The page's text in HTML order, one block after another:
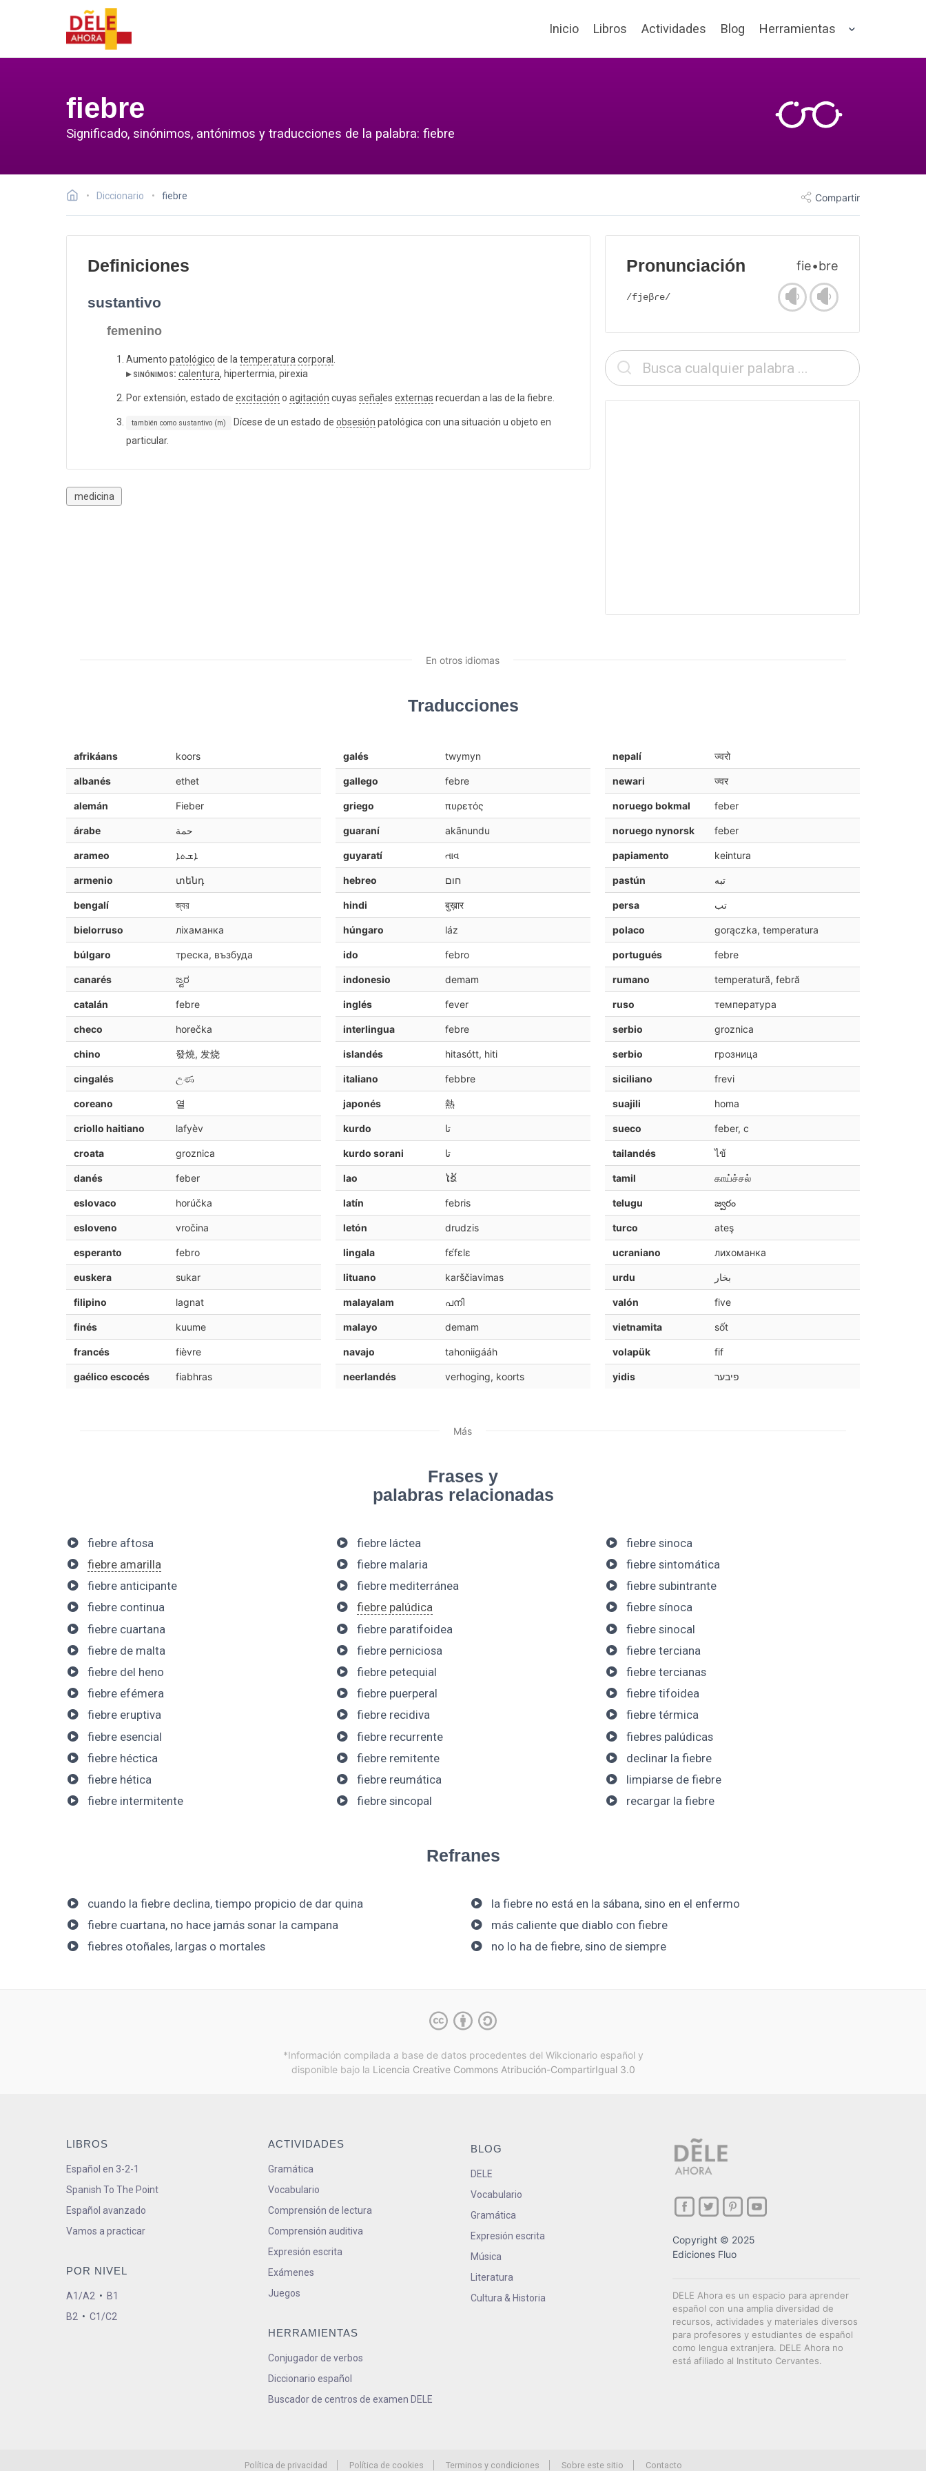
Inicio Libros Actividades Blog Herramientas
fiebre
Significado, sinónimos, antónimos y traducciones de la palabra: fiebre
Diccionario fiebre Compartir
Definiciones
sustantivo
femenino
Aumento patológico de latemperaturacorporal .
▸ sinónimos: calentura, hipertermia, pirexia
Por extensión, estado de excitación o agitación cuyas señales externas recuerdan a las de la fiebre.
también como sustantivo (m) Dícese de un estado de obsesión patológica con una situación u objeto en
particular.
medicina
Pronunciación fie•bre
/fjeβɾe/
En otros idiomas
Traducciones
afrikáans koors
albanés ethet
alemán Fieber
árabe حمة
arameo ܐܫܬܐ
armenio տենդ
bengalí জ্বর
bielorruso ліхаманка
búlgaro треска, възбуда
canarés ಜ್ವರ
catalán febre
checo horečka
chino 發燒, 发烧
cingalés උණ
coreano 열
criollo haitiano lafyèv
croata groznica
danés feber
eslovaco horúčka
esloveno vročina
esperanto febro
euskera sukar
filipino lagnat
finés kuume
francés fièvre
gaélico escocés fiabhras
galés twymyn
gallego febre
griego πυρετός
guaraní akãnundu
guyaratí તાવ
hebreo חום
hindi बुख़ार
húngaro láz
ido febro
indonesio demam
inglés fever
interlingua febre
islandés hitasótt, hiti
italiano febbre
japonés 熱
kurdo تا
kurdo sorani تا
lao ໄຂ້
latín febris
letón drudzis
lingala fɛ́fɛlɛ
lituano karščiavimas
malayalam പനി
malayo demam
navajo tahoniigááh
neerlandés verhoging, koorts
nepalí ज्वरो
newari ज्वर
noruego bokmal feber
noruego nynorsk feber
papiamento keintura
pastún تبه
persa تب
polaco gorączka, temperatura
portugués febre
rumano temperatură, febră
ruso температура
serbio groznica
serbio грозница
siciliano frevi
suajili homa
sueco feber, c
tailandés ไข้
tamil காய்ச்சல்
telugu జ్వరం
turco ateş
ucraniano лихоманка
urdu بخار
valón five
vietnamita sốt
volapük fif
yidis פיבער
Más
Frases y
palabras relacionadas
fiebre aftosa
fiebre amarilla
fiebre anticipante
fiebre continua
fiebre cuartana
fiebre de malta
fiebre del heno
fiebre efémera
fiebre eruptiva
fiebre esencial
fiebre héctica
fiebre hética
fiebre intermitente
fiebre láctea
fiebre malaria
fiebre mediterránea
fiebre palúdica
fiebre paratifoidea
fiebre perniciosa
fiebre petequial
fiebre puerperal
fiebre recidiva
fiebre recurrente
fiebre remitente
fiebre reumática
fiebre sincopal
fiebre sinoca
fiebre sintomática
fiebre subintrante
fiebre sínoca
fiebre sinocal
fiebre terciana
fiebre tercianas
fiebre tifoidea
fiebre térmica
fiebres palúdicas
declinar la fiebre
limpiarse de fiebre
recargar la fiebre
Refranes
cuando la fiebre declina, tiempo propicio de dar quina
fiebre cuartana, no hace jamás sonar la campana
fiebres otoñales, largas o mortales
la fiebre no está en la sábana, sino en el enfermo
más caliente que diablo con fiebre
no lo ha de fiebre, sino de siempre
*Información compilada a base de datos procedentes del Wikcionario español y
disponible bajo la Licencia Creative Commons Atribución-CompartirIgual 3.0
LIBROS
Español en 3-2-1
Spanish To The Point
Español avanzado
Vamos a practicar
POR NIVEL
A1/A2 • B1
B2 • C1/C2
ACTIVIDADES
Gramática
Vocabulario
Comprensión de lectura
Comprensión auditiva
Expresión escrita
Exámenes
Juegos
HERRAMIENTAS
Conjugador de verbos
Diccionario español
Buscador de centros de examen DELE
BLOG
DELE
Vocabulario
Gramática
Expresión escrita
Música
Literatura
Cultura & Historia
Copyright © 2025
Ediciones Fluo
DELE Ahora es un espacio para aprender
español con una amplia diversidad de
recursos, actividades y materiales diversos
para profesores y estudiantes de español
como lengua extranjera. DELE Ahora no
está afiliado al Instituto Cervantes.
Política de privacidad Política de cookies Terminos y condiciones Sobre este sitio Contacto